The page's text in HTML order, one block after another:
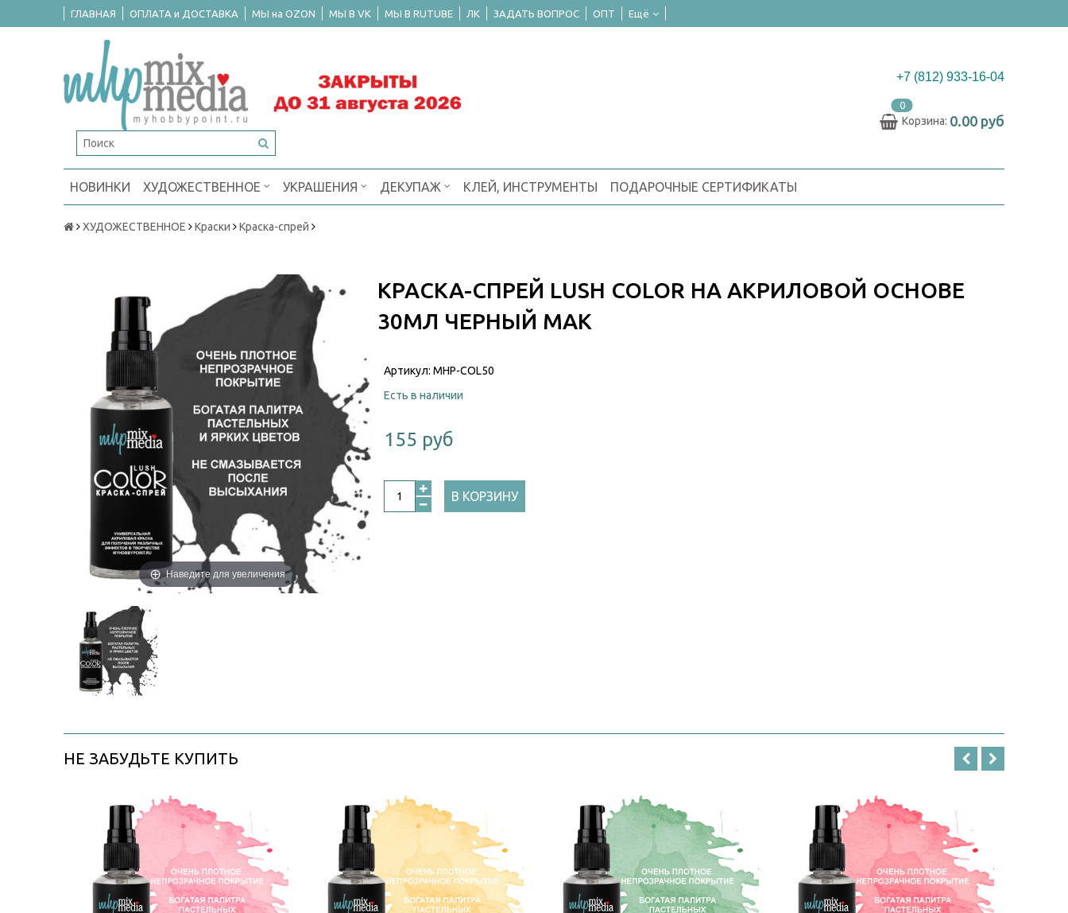
ГЛАВНАЯ ОПЛАТА и ДОСТАВКА МЫ на OZON МЫ В VK МЫ В RUTUBE ЛК ЗАДАТЬ ВОПРОС ОПТ Ещё
+7 (812) 933-16-04
0
Корзина: 0.00 руб
НОВИНКИ ХУДОЖЕСТВЕННОЕ УКРАШЕНИЯ ДЕКУПАЖ КЛЕЙ, ИНСТРУМЕНТЫ ПОДАРОЧНЫЕ СЕРТИФИКАТЫ
ХУДОЖЕСТВЕННОЕ Краски Краска-спрей
КРАСКА-СПРЕЙ LUSH COLOR НА АКРИЛОВОЙ ОСНОВЕ
30МЛ ЧЕРНЫЙ МАК
Наведите для увеличения
Артикул: MHP-COL50
Есть в наличии
155 руб
В КОРЗИНУ
НЕ ЗАБУДЬТЕ КУПИТЬ